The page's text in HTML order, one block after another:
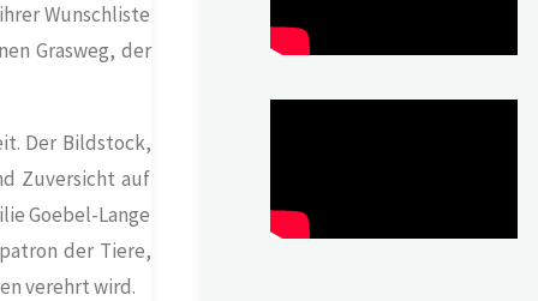
Wunschliste
Grasweg, der
Der Bildstock,
Zuversicht auf
Goebel-Lange
der Tiere,
verehrt wird.